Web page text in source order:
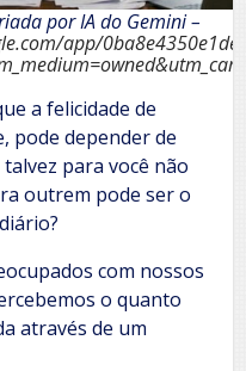
por IA do Gemini –
app/
a felicidade de
pode depender de
para você não
outrem pode ser o
com nossos
o quanto
através de um